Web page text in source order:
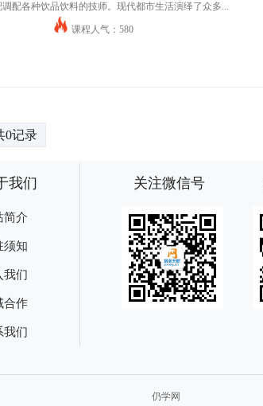
配各种饮品饮料的技师。现代都市生活演绎了众多...
课程人气：580
0记录
我们
简介
须知
我们
合作
我们
关注微信号
仍学网